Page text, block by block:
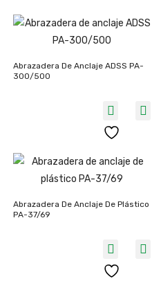
Abrazadera De Anclaje ADSS PA-
300/500
Abrazadera De Anclaje De Plástico
PA-37/69